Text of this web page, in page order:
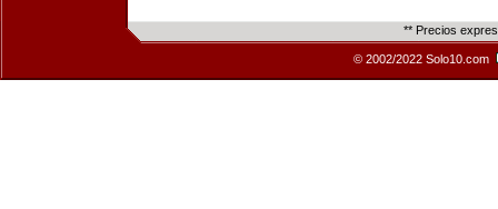
** Precios
© 2002/2022 Solo10.com